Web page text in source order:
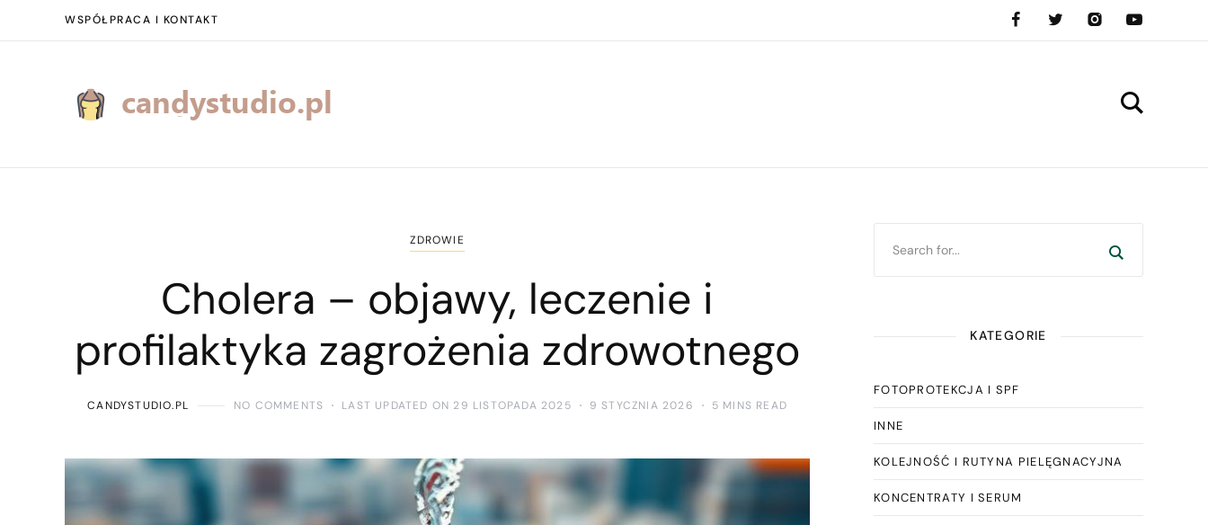
WSPÓŁPRACA I KONTAKT
ZDROWIE
Cholera – objawy, leczenie i
profilaktyka zagrożenia zdrowotnego
CANDYSTUDIO.PL NO COMMENTS LAST UPDATED ON 29 LISTOPADA 2025 9 STYCZNIA 2026 5 MINS READ
KATEGORIE
FOTOPROTEKCJA I SPF
INNE
KOLEJNOŚĆ I RUTYNA PIELĘGNACYJNA
KONCENTRATY I SERUM